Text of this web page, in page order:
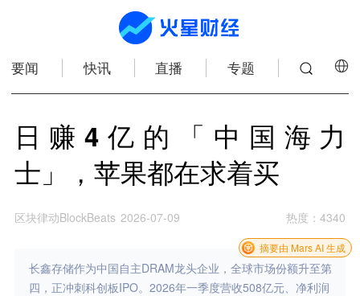
要闻 快讯 直播 专题
日赚4亿的「中国海力
士」，苹果都在求着买
区块律动BlockBeats 2026-07-09 热度 ：4340
长鑫存储作为中国自主DRAM龙头企业，全球市场份额升至第
四，正冲刺科创板IPO。2026年一季度营收508亿元、净利润
摘要由 Mars AI 生成